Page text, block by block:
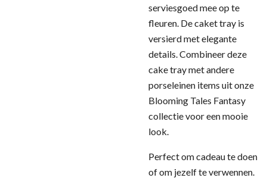
serviesgoed mee op te
fleuren. De caket tray is
versierd met elegante
details. Combineer deze
cake tray met andere
porseleinen items uit onze
Blooming Tales Fantasy
collectie voor een mooie
look.
Perfect om cadeau te doen
of om jezelf te verwennen.